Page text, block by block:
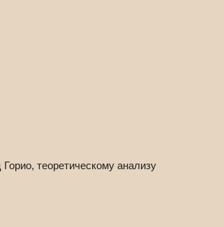
теоретическому анализу